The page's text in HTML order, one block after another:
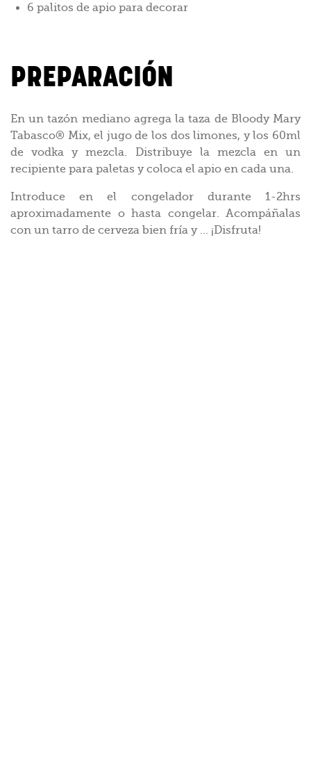
6 palitos de apio para decorar
PREPARACIÓN
En un tazón mediano agrega la taza de Bloody Mary
Tabasco® Mix, el jugo de los dos limones, y los 60ml
de vodka y mezcla. Distribuye la mezcla en un
recipiente para paletas y coloca el apio en cada una.
Introduce en el congelador durante 1-2hrs
aproximadamente o hasta congelar. Acompáñalas
con un tarro de cerveza bien fría y ... ¡Disfruta!